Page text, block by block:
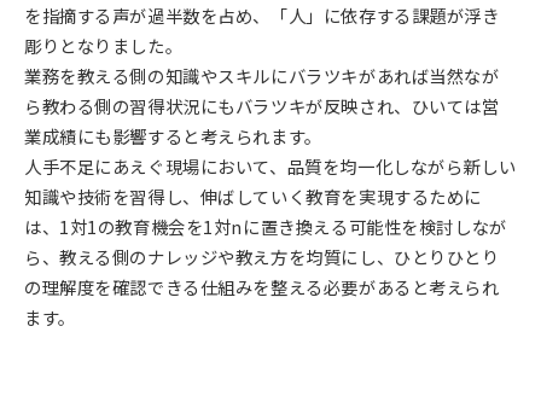
を指摘する声が過半数を占め、「人」に依存する課題が浮き
彫りとなりました。
業務を教える側の知識やスキルにバラツキがあれば当然なが
ら教わる側の習得状況にもバラツキが反映され、ひいては営
業成績にも影響すると考えられます。
人手不足にあえぐ現場において、品質を均一化しながら新しい
知識や技術を習得し、伸ばしていく教育を実現するために
は、1対1の教育機会を1対nに置き換える可能性を検討しなが
ら、教える側のナレッジや教え方を均質にし、ひとりひとり
の理解度を確認できる仕組みを整える必要があると考えられ
ます。